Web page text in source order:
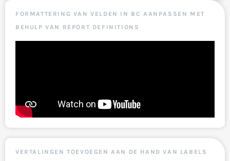
FORMATTERING VAN VELDEN IN BC AANPASSEN MET
BEHULP VAN REPORT DEFINITIONS
VERTALINGEN TOEVOEGEN AAN DE HAND VAN LABELS